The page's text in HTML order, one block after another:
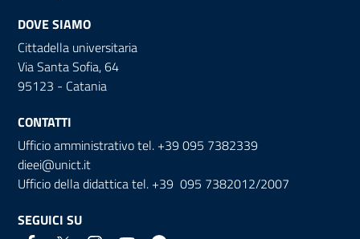
DOVE SIAMO
Cittadella universitaria
Via Santa Sofia, 64
95123 - Catania
CONTATTI
Ufficio amministrativo tel. +39 095 7382339
dieei@unict.it
Ufficio della didattica tel. +39 095 7382012/2007
SEGUICI SU